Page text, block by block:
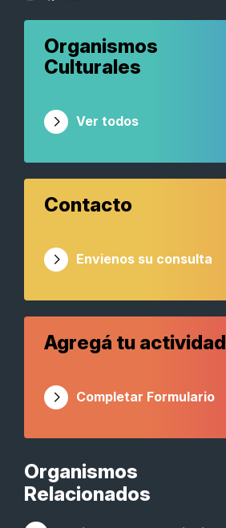
Organismos
Relacionados
Organismos
Culturales
Ver todos
Contacto
Envienos su consulta
Agregá tu actividad
Completar Formulario